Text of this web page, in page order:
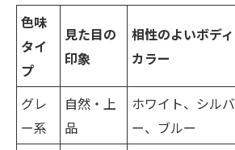
色味
タイ
プ
見た目の
印象
相性のよいボディ
カラー
グレ
ー系
自然・上
品
ホワイト、シルバ
ー、ブルー